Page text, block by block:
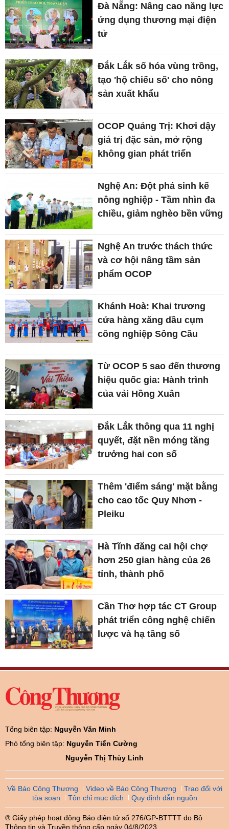
Đà Nẵng: Nâng cao năng lực
ứng dụng thương mại điện
tử
Đắk Lắk số hóa vùng trồng,
tạo 'hộ chiếu số' cho nông
sản xuất khẩu
OCOP Quảng Trị: Khơi dậy
giá trị đặc sản, mở rộng
không gian phát triển
Nghệ An: Đột phá sinh kế
nông nghiệp - Tầm nhìn đa
chiều, giảm nghèo bền vững
Nghệ An trước thách thức
và cơ hội nâng tầm sản
phẩm OCOP
Khánh Hoà: Khai trương
cửa hàng xăng dầu cụm
công nghiệp Sông Cầu
Từ OCOP 5 sao đến thương
hiệu quốc gia: Hành trình
của vải Hồng Xuân
Đắk Lắk thông qua 11 nghị
quyết, đặt nền móng tăng
trưởng hai con số
Thêm 'điểm sáng' mặt bằng
cho cao tốc Quy Nhơn -
Pleiku
Hà Tĩnh đăng cai hội chợ
hơn 250 gian hàng của 26
tỉnh, thành phố
Cần Thơ hợp tác CT Group
phát triển công nghệ chiến
lược và hạ tầng số
Tổng biên tập: Nguyễn Văn Minh
Phó tổng biên tập: Nguyễn Tiến Cường
Nguyễn Thị Thùy Linh
Về Báo Công Thương Video về Báo Công Thương
Trao đổi với
tòa soạn
Tôn chỉ mục đích Quy định dẫn nguồn
® Giấy phép hoạt động Báo điện tử số 276/GP-BTTTT do Bộ
Thông tin và Truyền thông cấp ngày 04/8/2023